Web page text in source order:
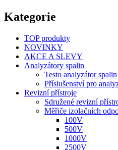
Kategorie
TOP produkty
NOVINKY
AKCE A SLEVY
Analyzátory spalin
Testo analyzátor spalin
Příslušenství pro
Revizní přístroje
Sdružené revizní
Měřiče izolačních
100V
500V
1000V
2500V